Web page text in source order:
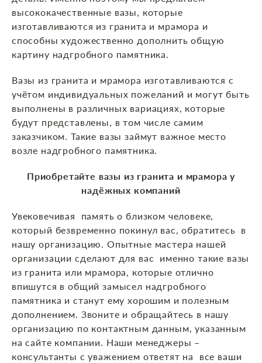
высококачественные вазы, которые
изготавливаются из гранита и мрамора и
способны художественно дополнить общую
картину надгробного памятника.
Вазы из гранита и мрамора изготавливаются с
учётом индивидуальных пожеланий и могут быть
выполнены в различных вариациях, которые
будут представлены, в том числе самим
заказчиком. Такие вазы займут важное место
возле надгробного памятника.
Приобретайте вазы из гранита и мрамора у
надёжных компаний
Увековечивая память о близком человеке,
который безвременно покинул вас, обратитесь в
нашу организацию. Опытные мастера нашей
организации сделают для вас именно такие вазы
из гранита или мрамора, которые отлично
впишутся в общий замысел надгробного
памятника и станут ему хорошим и полезным
дополнением. Звоните и обращайтесь в нашу
организацию по контактным данным, указанным
на сайте компании. Наши менеджеры –
консультанты с уважением ответят на все ваши